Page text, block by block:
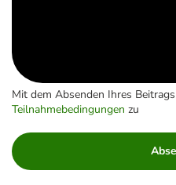
Mit dem Absenden Ihres
Teilnahmebedingungen zu